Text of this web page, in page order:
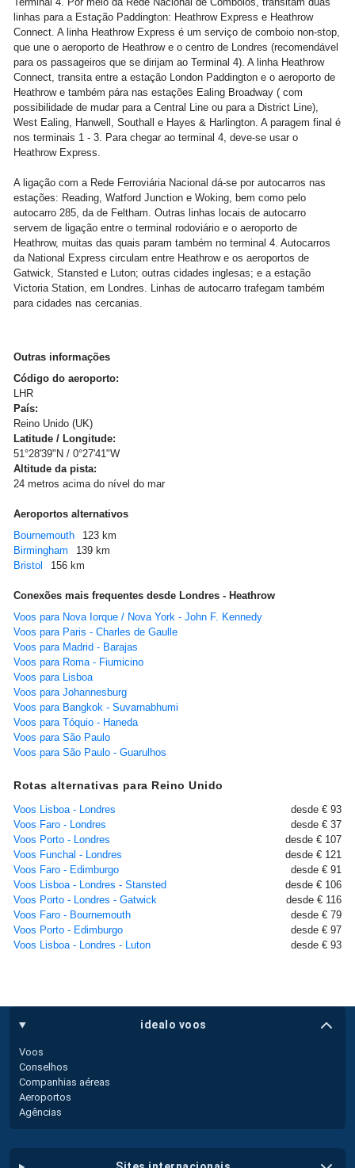
linhas para a Estação Paddington: Heathrow Express e Heathrow
Connect. A linha Heathrow Express é um serviço de comboio non-stop,
que une o aeroporto de Heathrow e o centro de Londres (recomendável
para os passageiros que se dirijam ao Terminal 4). A linha Heathrow
Connect, transita entre a estação London Paddington e o aeroporto de
Heathrow e também pára nas estações Ealing Broadway ( com
possibilidade de mudar para a Central Line ou para a District Line),
West Ealing, Hanwell, Southall e Hayes & Harlington. A paragem final é
nos terminais 1 - 3. Para chegar ao terminal 4, deve-se usar o
Heathrow Express.
A ligação com a Rede Ferroviária Nacional dá-se por autocarros nas
estações: Reading, Watford Junction e Woking, bem como pelo
autocarro 285, da de Feltham. Outras linhas locais de autocarro
servem de ligação entre o terminal rodoviário e o aeroporto de
Heathrow, muitas das quais param também no terminal 4. Autocarros
da National Express circulam entre Heathrow e os aeroportos de
Gatwick, Stansted e Luton; outras cidades inglesas; e a estação
Victoria Station, em Londres. Linhas de autocarro trafegam também
para cidades nas cercanias.
Outras informações
Código do aeroporto:
LHR
País:
Reino Unido (UK)
Latitude / Longitude:
51°28'39"N / 0°27'41"W
Altitude da pista:
24 metros acima do nível do mar
Aeroportos alternativos
Bournemouth
123 km
Birmingham
139 km
Bristol
156 km
Conexões mais frequentes desde Londres - Heathrow
Voos para Nova Iorque / Nova York - John F. Kennedy
Voos para Paris - Charles de Gaulle
Voos para Madrid - Barajas
Voos para Roma - Fiumicino
Voos para Lisboa
Voos para Johannesburg
Voos para Bangkok - Suvarnabhumi
Voos para Tóquio - Haneda
Voos para São Paulo
Voos para São Paulo - Guarulhos
Rotas alternativas para Reino Unido
Voos Lisboa - Londres
desde € 93
Voos Faro - Londres
desde € 37
Voos Porto - Londres
desde € 107
Voos Funchal - Londres
desde € 121
Voos Faro - Edimburgo
desde € 91
Voos Lisboa - Londres - Stansted
desde € 106
Voos Porto - Londres - Gatwick
desde € 116
Voos Faro - Bournemouth
desde € 79
Voos Porto - Edimburgo
desde € 97
Voos Lisboa - Londres - Luton
desde € 93
idealo voos
Voos
Conselhos
Companhias aéreas
Aeroportos
Agências